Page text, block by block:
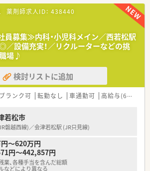
て】
し、東日本エリアで32店舗の調剤薬局を展開す
基盤を持つ企業です。
に認可を受けた歴史ある臨床検査会社を親会社
た経営基盤があります。
の両面から地域住民の健康を支えるため、在宅医
注力しています。
ススメ】
したい方、または借上社宅制度を利用して新しい
い方におすすめです。
に適しています。
基盤のもと、転勤の有無を選択できる勤務コース
働きたい方です。
薬剤師求人ID： 438440
員募集≫内科・小児科メイン／西若松駅
設備充実！／リクルーターなどの挑
場♪
検討リストに追加
ブランク可 転勤なし 車通勤可 高給与(600万円以上)
若松市
磐越西線)／会津若松駅 (JR只見線)
～620万円
円～442,857円
業、各種手当を含んだ総額
などにより異なる